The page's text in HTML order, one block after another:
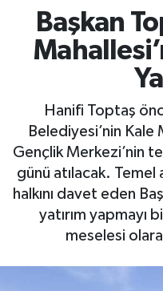
Başkan
Hanifi Toptaş
Belediyesi’nin Kale
Gençlik Merkezi’nin
günü atılacak.
halkını davet eden
yatırım yapmayı
meselesi
ONİKİŞUBAT
Künye
Süper Lig Puan
Tüm Manşetler
Son Dakika
Haber Arşivi